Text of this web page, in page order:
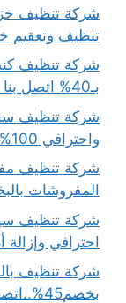
تنظيف وتعقيم خزانات
شركة تنظيف
بـ40% اتصل بنا الان
واحترافي 100% لجميع أنواع السجاد
المفروشات
احترافي وإزالة أصعب
شركة تنظيف